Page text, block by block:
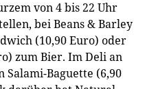
von 4 bis 22 Uhr
bei Beans & Barley
(10,90 Euro) oder
zum Bier. Im Deli an
Salami-Baguette (6,90